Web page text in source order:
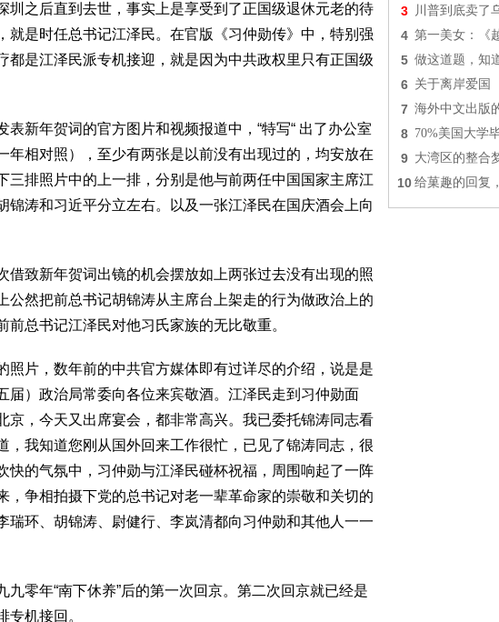
圳之后直到去世，事实上是享受到了正国级退休元老的待
就是时任总书记江泽民。在官版《习仲勋传》中，特别强
都是江泽民派专机接迎，就是因为中共政权里只有正国级
新年贺词的官方图片和视频报道中，“特写“ 出了办公室
年相对照），至少有两张是以前没有出现过的，均安放在
三排照片中的上一排，分别是他与前两任中国国家主席江
锦涛和习近平分立左右。以及一张江泽民在国庆酒会上向
致新年贺词出镜的机会摆放如上两张过去没有出现的照
公然把前总书记胡锦涛从主席台上架走的行为做政治上的
总书记江泽民对他习氏家族的无比敬重。
片，数年前的中共官方媒体即有过详尽的介绍，说是是
届）政治局常委向各位来宾敬酒。江泽民走到习仲勋面
京，今天又出席宴会，都非常高兴。我已委托锦涛同志看
，我知道您刚从国外回来工作很忙，已见了锦涛同志，很
快的气氛中，习仲勋与江泽民碰杯祝福，周围响起了一阵
，争相拍摄下党的总书记对老一辈革命家的崇敬和关切的
瑞环、胡锦涛、尉健行、李岚清都向习仲勋和其他人一一
零年“南下休养”后的第一次回京。第二次回京就已经是
专机接回。
3 川普到底卖了
4 第一美女：《
5 做这道题，知
6 关于离岸爱国
7 海外中文出版
8 70%美国大学
9 大湾区的整合
10 给菓趣的回复